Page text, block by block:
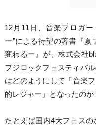
12月11日、音楽ブロガ
ー”による待望の著書『
変わるー』が、株式会社
フジロックフェスティバ
はどのようにして「音楽
的レジャー」となったのか
たとえば国内4大フェス